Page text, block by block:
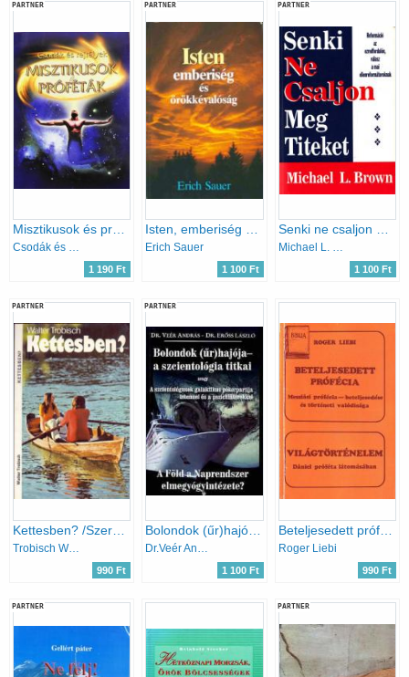
PARTNER
Csodák és rejtélyek
1 190 Ft
PARTNER
Erich Sauer
1 100 Ft
PARTNER
Michael L. Brown
1 100 Ft
PARTNER
Trobisch Walter
990 Ft
PARTNER
1 100 Ft
Beteljesedett prófécia - Világtörténelem
Roger Liebi
990 Ft
PARTNER PARTNER